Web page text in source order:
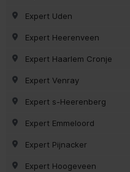
Expert Uden
Expert Heerenveen
Expert Haarlem Cronje
Expert Venray
Expert s-Heerenberg
Expert Emmeloord
Expert Pijnacker
Expert Hoogeveen